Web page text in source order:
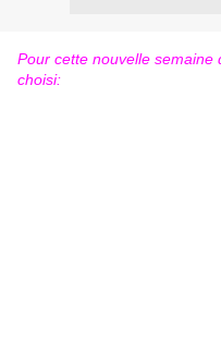
Pour cette nouvelle semaine
choisi: